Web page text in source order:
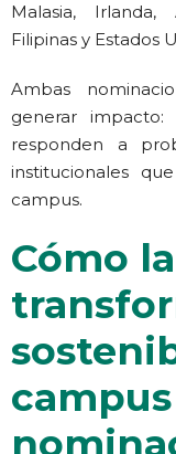
Malasia, Irlanda,
Filipinas y Estados
Ambas
generar impacto:
responden a
institucionales
campus.
Cómo la